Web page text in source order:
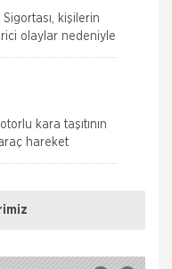
olaylar nedeniyle
teminat altına
kara taşıtının
hareket
uğraması,
tam